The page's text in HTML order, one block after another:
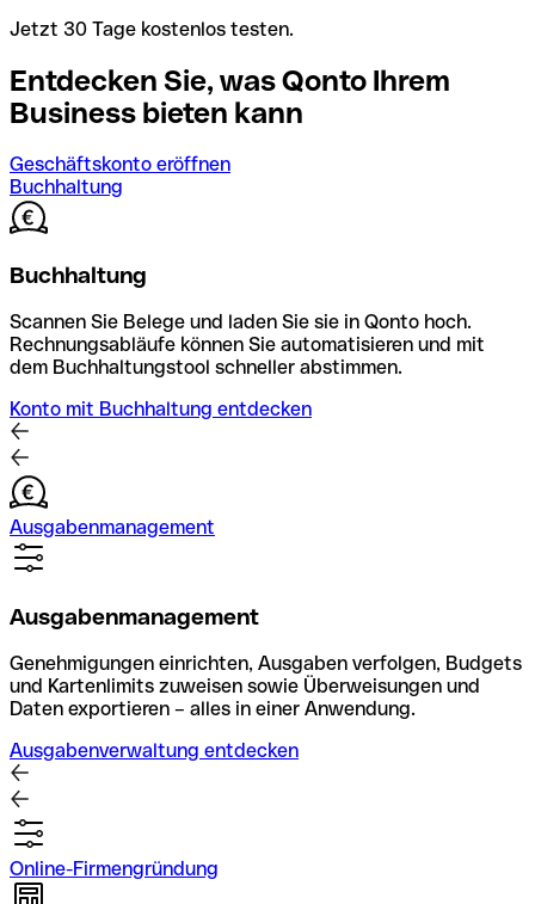
Jetzt 30 Tage kostenlos testen.
Entdecken Sie, was Qonto Ihrem
Business bieten kann
Geschäftskonto eröffnen
Buchhaltung
Buchhaltung
Scannen Sie Belege und laden Sie sie in Qonto hoch.
Rechnungsabläufe können Sie automatisieren und mit
dem Buchhaltungstool schneller abstimmen.
Konto mit Buchhaltung entdecken
Ausgabenmanagement
Ausgabenmanagement
Genehmigungen einrichten, Ausgaben verfolgen, Budgets
und Kartenlimits zuweisen sowie Überweisungen und
Daten exportieren – alles in einer Anwendung.
Ausgabenverwaltung entdecken
Online-Firmengründung